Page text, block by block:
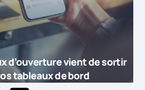
d’ouverture vient de sortir
tableaux de bord